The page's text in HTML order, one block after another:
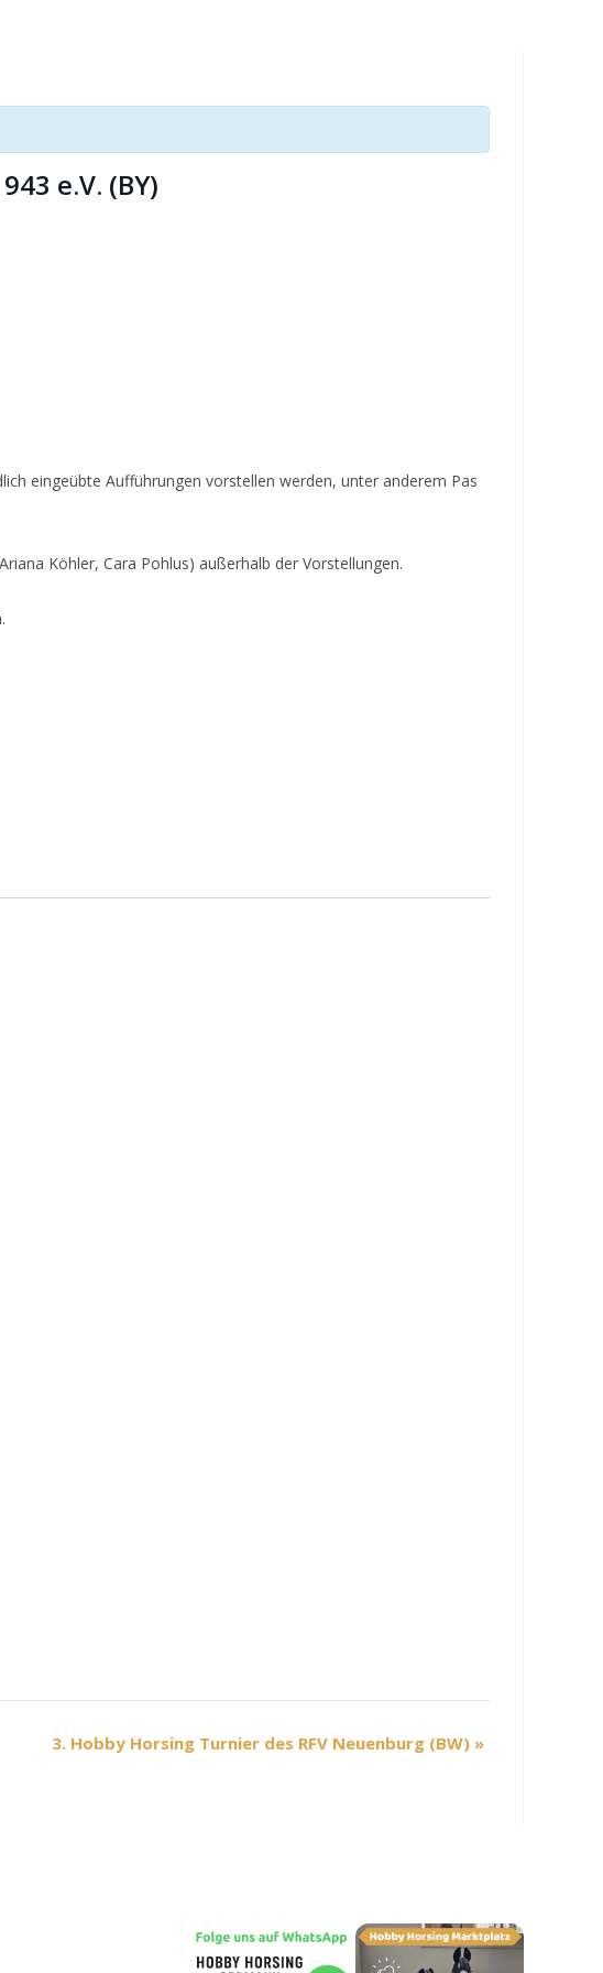
e.V. (BY)
eingeübte Aufführungen vorstellen werden, unter anderem Pas
Köhler, Cara Pohlus) außerhalb der Vorstellungen.
3. Hobby Horsing Turnier des RFV Neuenburg (BW) »